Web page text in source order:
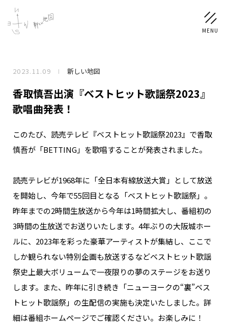
NEWS
SCHEDULE
PROFILE
稲垣 吾郎 草彅 剛 香取 慎吾
DISCOGRAPHY
CHIZUSHOP
NAKAMA入会
CHIZULOG
FAQ
2023.11.09 新しい地図
香取慎吾出演『ベストヒット歌謡祭2023』
歌唱曲発表！
このたび、読売テレビ『ベストヒット歌謡祭2023』で香取
慎吾が「BETTING」を歌唱することが発表されました。
読売テレビが1968年に「全日本有線放送大賞」として放送
を開始し、今年で55回目となる「ベストヒット歌謡祭」。
昨年までの2時間生放送から今年は1時間拡大し、番組初の
3時間の生放送でお送りいたします。4年ぶりの大阪城ホー
ルに、2023年を彩った豪華アーティストが集結し、ここで
しか観られない特別企画も放送するなどベストヒット歌謡
祭史上最大ボリュームで一夜限りの夢のステージをお送り
します。また、昨年に引き続き「ニューヨークの“裏”ベス
トヒット歌謡祭」の生配信の実施も決定いたしました。詳
細は番組ホームページでご確認ください。お楽しみに！